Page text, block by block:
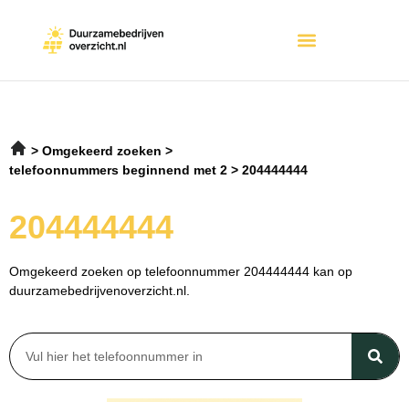
Omgekeerd zoeken
telefoonnummers beginnend met 2
204444444
204444444
Omgekeerd zoeken op telefoonnummer 204444444 kan op
duurzamebedrijvenoverzicht.nl.